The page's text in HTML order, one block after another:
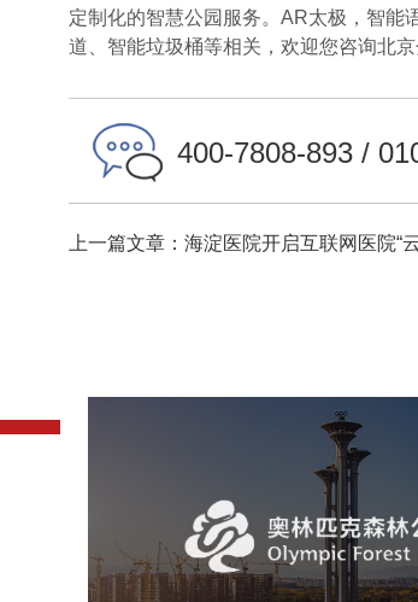
定制化的智慧公园服务。AR太极，智能
道、智能垃圾桶等相关，欢迎您咨询北京
400-7808-893 /
上一篇文章：海淀医院开启互联网医院“
奥体森林公园
旅游休闲 公园 AI人工智能